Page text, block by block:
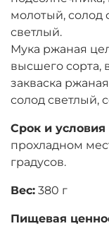
молотый,
светлый.
Мука ржаная
высшего сорта,
закваска
солод светлый,
Срок и условия
прохладном
градусов.
Вес: 380 г
Пищевая